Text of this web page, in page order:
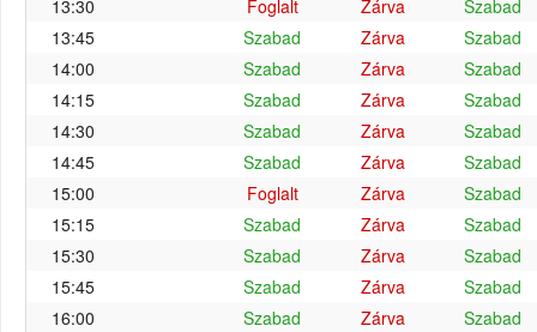
13:30
Foglalt Zárva
Szabad
13:45
Szabad Zárva
Szabad
14:00
Szabad Zárva
Szabad
14:15
Szabad Zárva
Szabad
14:30
Szabad Zárva
Szabad
14:45
Szabad Zárva
Szabad
15:00
Foglalt Zárva
Szabad
15:15
Szabad Zárva
Szabad
15:30
Szabad Zárva
Szabad
15:45
Szabad Zárva
Szabad
16:00
Szabad Zárva
Szabad